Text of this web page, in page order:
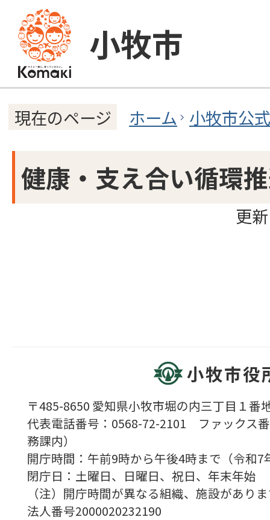
小牧市
現在のページ ホーム 小牧市公
健康・支え合い循環
更
小牧市役
〒485-8650 愛知県小牧市堀の内三丁目１番
代表電話番号：0568-72-2101 ファックス
務課内）
開庁時間：午前9時から午後4時まで（令
閉庁日：土曜日、日曜日、祝日、年末年始
（注）開庁時間が異なる組織、施設があり
法人番号2000020232190